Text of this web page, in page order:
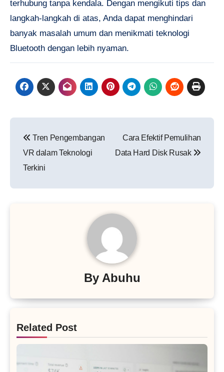
terhubung tanpa kendala. Dengan mengikuti tips dan
langkah-langkah di atas, Anda dapat menghindari
banyak masalah umum dan menikmati teknologi
Bluetooth dengan lebih nyaman.
pos
Tren Pengembangan
VR dalam Teknologi
Terkini
Cara Efektif Pemulihan
Data Hard Disk Rusak
By Abuhu
Related Post